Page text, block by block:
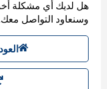
هل لديك أي مشكلة
وسنعاود التواصل